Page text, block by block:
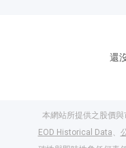
還
本網站所提供之股價與
EOD Historical Data